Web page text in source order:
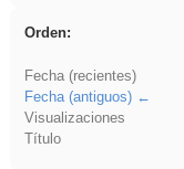
Orden:
Fecha (recientes)
Fecha (antiguos)
Visualizaciones
Título